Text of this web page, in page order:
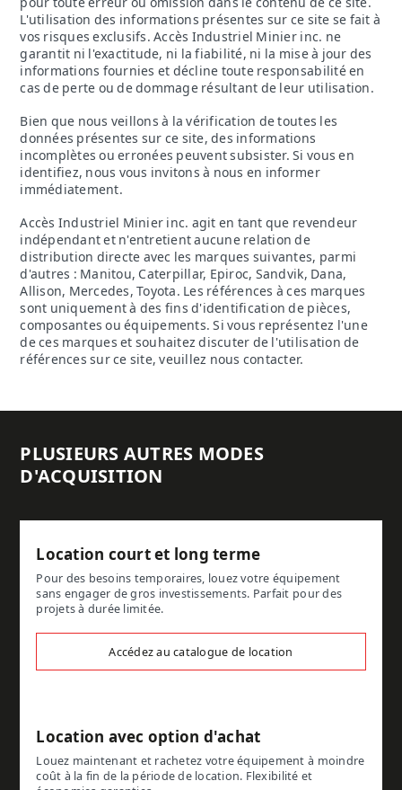
L'utilisation des informations présentes sur ce site se fait à
vos risques exclusifs. Accès Industriel Minier inc. ne
garantit ni l'exactitude, ni la fiabilité, ni la mise à jour des
informations fournies et décline toute responsabilité en
cas de perte ou de dommage résultant de leur utilisation.
Bien que nous veillons à la vérification de toutes les
données présentes sur ce site, des informations
incomplètes ou erronées peuvent subsister. Si vous en
identifiez, nous vous invitons à nous en informer
immédiatement.
Accès Industriel Minier inc. agit en tant que revendeur
indépendant et n'entretient aucune relation de
distribution directe avec les marques suivantes, parmi
d'autres : Manitou, Caterpillar, Epiroc, Sandvik, Dana,
Allison, Mercedes, Toyota. Les références à ces marques
sont uniquement à des fins d'identification de pièces,
composantes ou équipements. Si vous représentez l'une
de ces marques et souhaitez discuter de l'utilisation de
références sur ce site, veuillez nous contacter.
PLUSIEURS AUTRES MODES
D'ACQUISITION
Location court et long terme
Pour des besoins temporaires, louez votre équipement
sans engager de gros investissements. Parfait pour des
projets à durée limitée.
Accédez au catalogue de location
Location avec option d'achat
Louez maintenant et rachetez votre équipement à moindre
coût à la fin de la période de location. Flexibilité et